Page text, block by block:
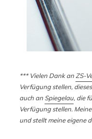
*** Vielen Dank an ZS-
Verfügung stellen,
auch an Spiegelau, die
Verfügung stellen.
und stellt meine eigene